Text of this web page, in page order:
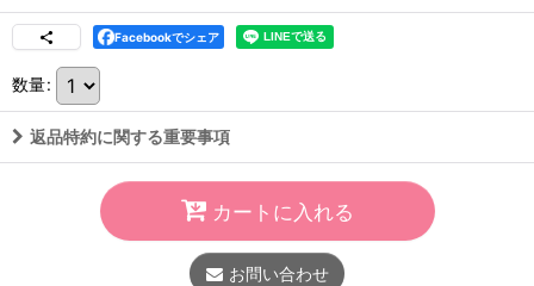
Facebookでシェア
数量:
返品特約に関する重要事項
カートに入れる
お問い合わせ